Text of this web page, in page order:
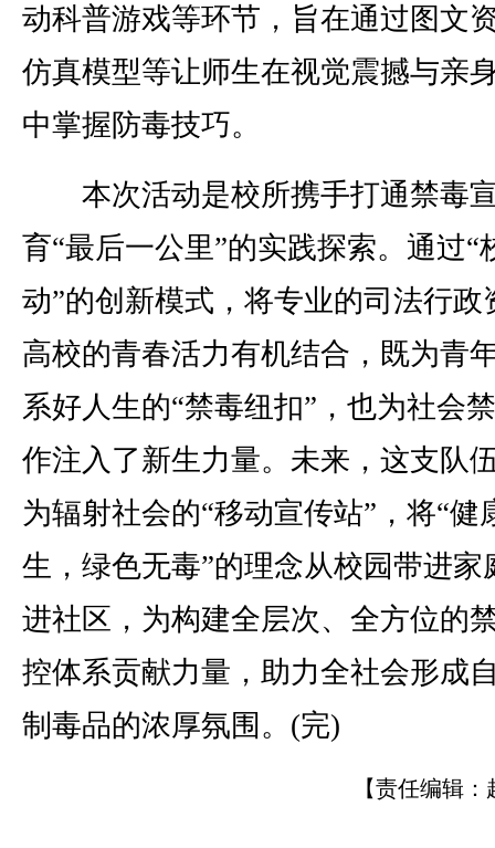
动科普游戏等环节，旨在通过图文
仿真模型等让师生在视觉震撼与亲
中掌握防毒技巧。
本次活动是校所携手打通禁毒
育“最后一公里”的实践探索。通过“
动”的创新模式，将专业的司法行政
高校的青春活力有机结合，既为青
系好人生的“禁毒纽扣”，也为社会
作注入了新生力量。未来，这支队
为辐射社会的“移动宣传站”，将“健
生，绿色无毒”的理念从校园带进家
进社区，为构建全层次、全方位的
控体系贡献力量，助力全社会形成
制毒品的浓厚氛围。(完)
【责任编辑：